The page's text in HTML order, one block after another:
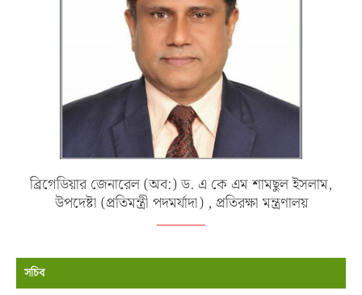
ব্রিগেডিয়ার জেনারেল (অব:) ড. এ কে এম শামছুল ইসলাম,
উপদেষ্টা (প্রতিমন্ত্রী পদমর্যাদা) , প্রতিরক্ষা মন্ত্রণালয়
সচিব